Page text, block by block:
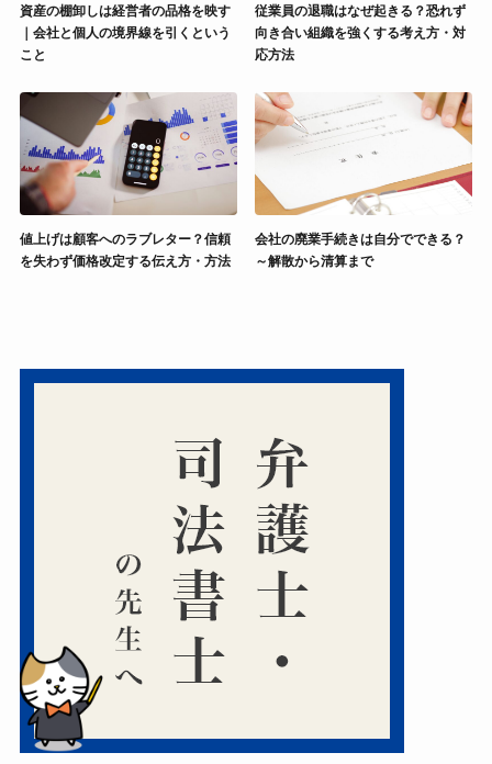
資産の棚卸しは経営者の品格を映す
｜会社と個人の境界線を引くという
こと
従業員の退職はなぜ起きる？恐れず
向き合い組織を強くする考え方・対
応方法
値上げは顧客へのラブレター？信頼
を失わず価格改定する伝え方・方法
会社の廃業手続きは自分でできる？
～解散から清算まで